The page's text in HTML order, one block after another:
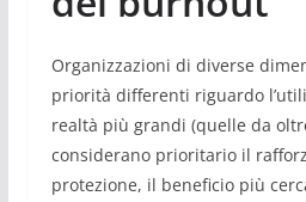
Organizzazioni di diverse
priorità differenti riguardo
realtà più grandi (quelle da
considerano prioritario il
protezione, il beneficio più